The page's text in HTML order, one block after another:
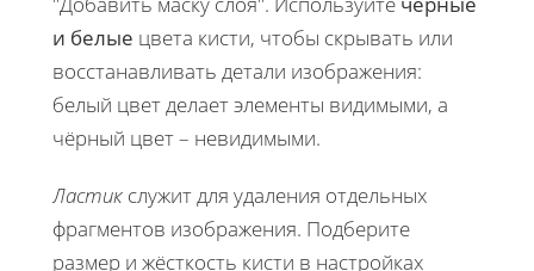
и белые цвета кисти, чтобы скрывать или
восстанавливать детали изображения:
белый цвет делает элементы видимыми, а
чёрный цвет – невидимыми.
Ластик служит для удаления отдельных
фрагментов изображения. Подберите
размер и жёсткость кисти в настройках